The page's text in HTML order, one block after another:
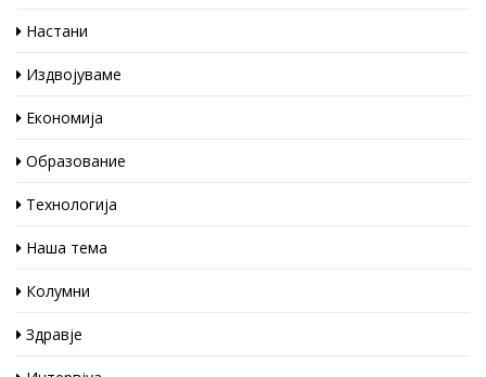
Настани
Издвојуваме
Економија
Образование
Технологија
Наша тема
Колумни
Здравје